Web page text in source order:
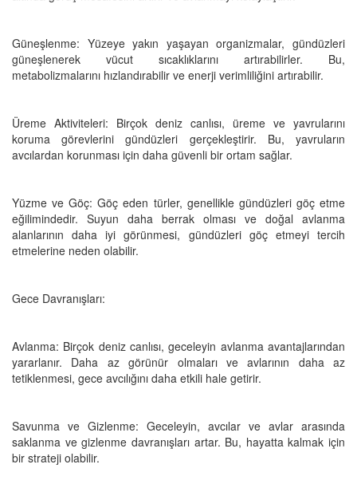
Güneşlenme: Yüzeye yakın yaşayan organizmalar, gündüzleri
güneşlenerek vücut sıcaklıklarını artırabilirler. Bu,
metabolizmalarını hızlandırabilir ve enerji verimliliğini artırabilir.
Üreme Aktiviteleri: Birçok deniz canlısı, üreme ve yavrularını
koruma görevlerini gündüzleri gerçekleştirir. Bu, yavruların
avcılardan korunması için daha güvenli bir ortam sağlar.
Yüzme ve Göç: Göç eden türler, genellikle gündüzleri göç etme
eğilimindedir. Suyun daha berrak olması ve doğal avlanma
alanlarının daha iyi görünmesi, gündüzleri göç etmeyi tercih
etmelerine neden olabilir.
Gece Davranışları:
Avlanma: Birçok deniz canlısı, geceleyin avlanma avantajlarından
yararlanır. Daha az görünür olmaları ve avlarının daha az
tetiklenmesi, gece avcılığını daha etkili hale getirir.
Savunma ve Gizlenme: Geceleyin, avcılar ve avlar arasında
saklanma ve gizlenme davranışları artar. Bu, hayatta kalmak için
bir strateji olabilir.